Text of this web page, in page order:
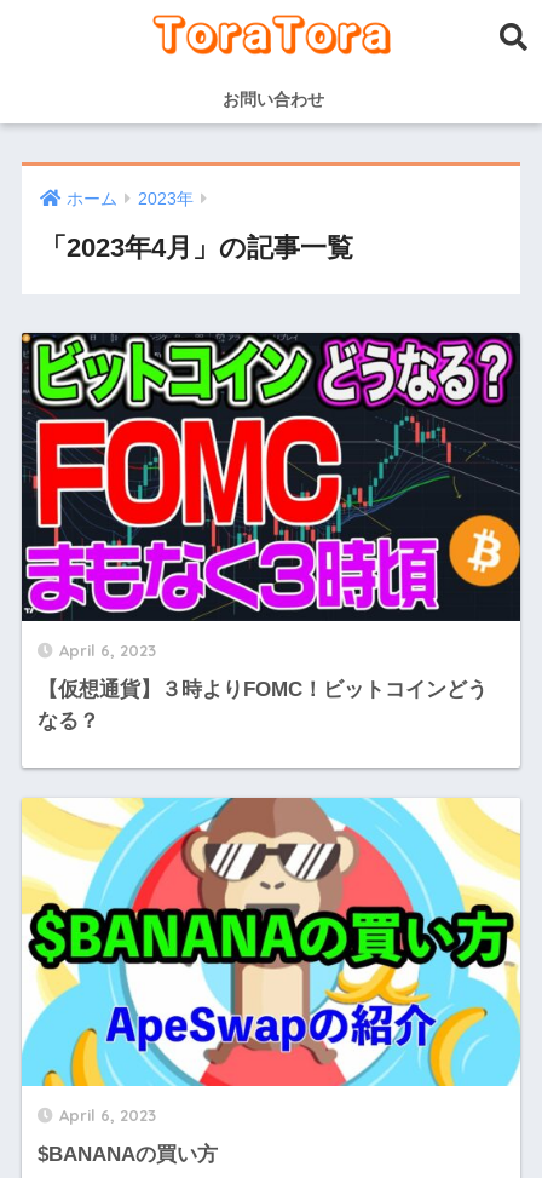
お問い合わせ
ホーム 2023年
「2023年4月」の記事一覧
April 6, 2023
【仮想通貨】３時よりFOMC！ビットコインどう
なる？
April 6, 2023
$BANANAの買い方